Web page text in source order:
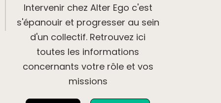
Intervenir chez Alter Ego c'est
s'épanouir et progresser au sein
d'un collectif. Retrouvez ici
toutes les informations
concernants votre rôle et vos
missions